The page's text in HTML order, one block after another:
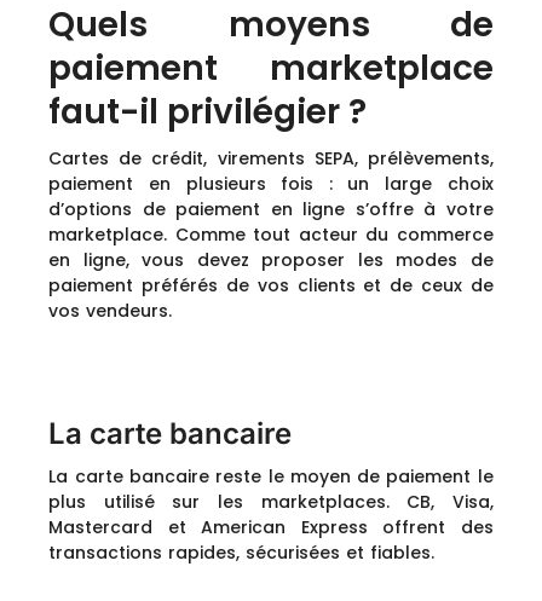
Quels moyens de
paiement marketplace
faut-il privilégier ?
Cartes de crédit, virements SEPA, prélèvements,
paiement en plusieurs fois : un large choix
d’options de paiement en ligne s’offre à votre
marketplace. Comme tout acteur du commerce
en ligne, vous devez proposer les modes de
paiement préférés de vos clients et de ceux de
vos vendeurs.
La carte bancaire
La carte bancaire reste le moyen de paiement le
plus utilisé sur les marketplaces. CB, Visa,
Mastercard et American Express offrent des
transactions rapides, sécurisées et fiables.